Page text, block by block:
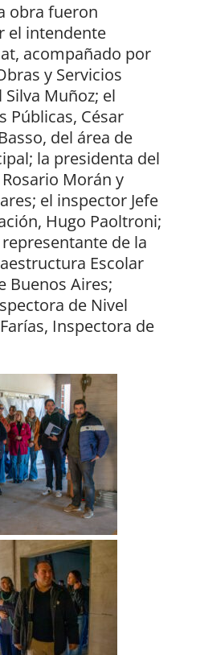
obra fueron
el intendente
acompañado por
y Servicios
Muñoz; el
Públicas, César
del área de
la presidenta del
Morán y
el inspector Jefe
Hugo Paoltroni;
de la
Escolar
Buenos Aires;
de Nivel
Inspectora de